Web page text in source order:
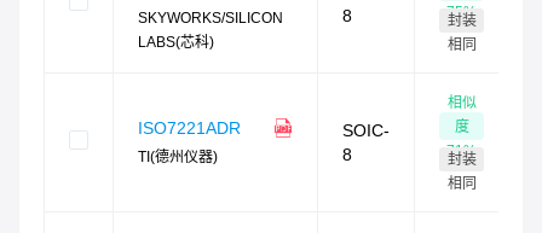
SKYWORKS/SILICON
LABS(芯科)
8
75%
封装
相同
ISO7221ADR
TI(德州仪器)
SOIC-
8
相似
度
71%
封装
相同